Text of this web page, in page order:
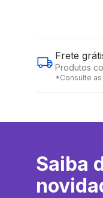
Frete
Produtos
*Consulte
Saiba